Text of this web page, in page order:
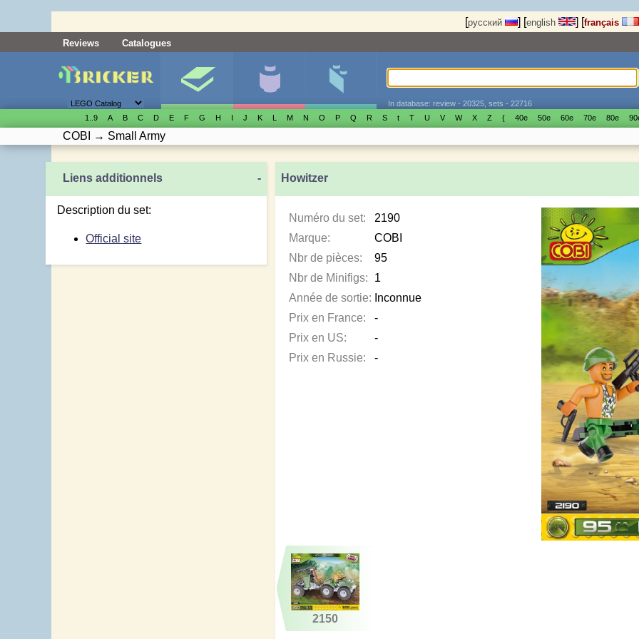
[русский ] [english ] [français
Reviews
Catalogues
In database: review - 20325, sets - 22716
1..9
A B C D E F G H I J K L M N O P Q R S t T U V W X Z { 40е 50е 60е 70е 80е
COBI → Small Army
Howitzer
Numéro du set:
2190
Marque:
COBI
Nbr de pièces:
95
Nbr de Minifigs:
1
Année de sortie: Inconnue
Prix en France:
-
Prix en US:
-
Prix en Russie:
-
2150
Liens additionnels -
Description du set:
Official site